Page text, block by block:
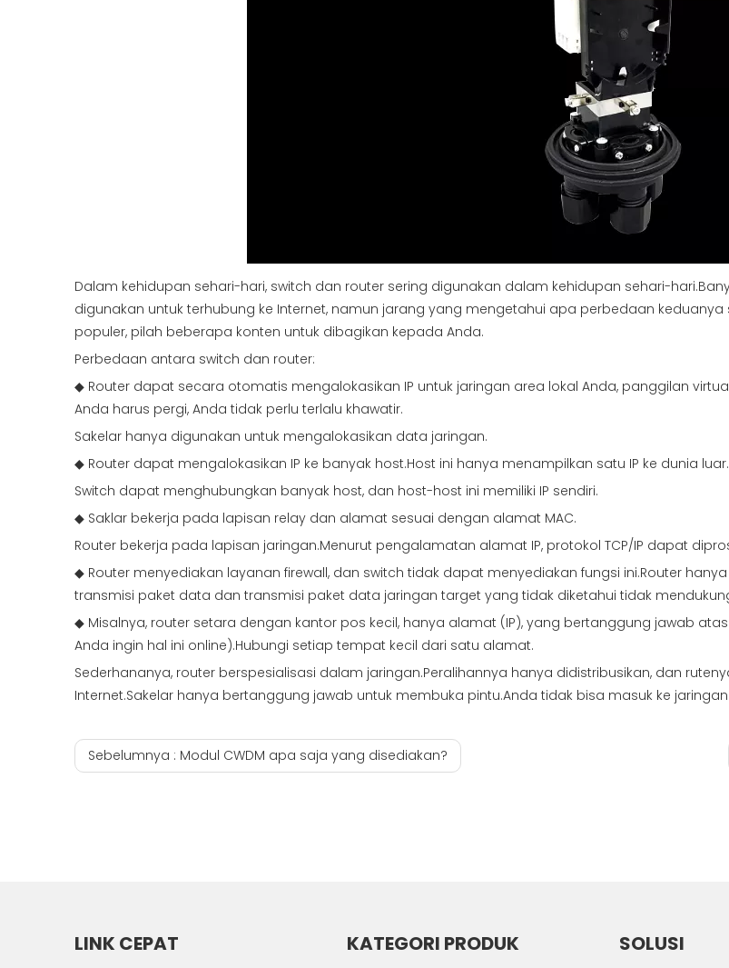
Dalam kehidupan sehari-hari, switch dan router sering digunakan dalam kehidupan sehari-
digunakan untuk terhubung ke Internet, namun jarang yang mengetahui apa perbedaan
populer, pilah beberapa konten untuk dibagikan kepada Anda.
Perbedaan antara switch dan router:
◆ Router dapat secara otomatis mengalokasikan IP untuk jaringan area lokal Anda, panggilan
Anda harus pergi, Anda tidak perlu terlalu khawatir.
Sakelar hanya digunakan untuk mengalokasikan data jaringan.
◆ Router dapat mengalokasikan IP ke banyak host.Host ini hanya menampilkan satu IP ke dunia luar.
Switch dapat menghubungkan banyak host, dan host-host ini memiliki IP sendiri.
◆ Saklar bekerja pada lapisan relay dan alamat sesuai dengan alamat MAC.
Router bekerja pada lapisan jaringan.Menurut pengalamatan alamat IP, protokol TCP/IP dapat
◆ Router menyediakan layanan firewall, dan switch tidak dapat menyediakan fungsi ini.Router
transmisi paket data dan transmisi paket data jaringan target yang tidak diketahui tidak
◆ Misalnya, router setara dengan kantor pos kecil, hanya alamat (IP), yang bertanggung jawab
Anda ingin hal ini online).Hubungi setiap tempat kecil dari satu alamat.
Sederhananya, router berspesialisasi dalam jaringan.Peralihannya hanya didistribusikan, dan
Internet.Sakelar hanya bertanggung jawab untuk membuka pintu.Anda tidak bisa masuk ke
Sebelumnya : Modul CWDM apa saja yang disediakan?
LINK CEPAT KATEGORI PRODUK SOLUSI